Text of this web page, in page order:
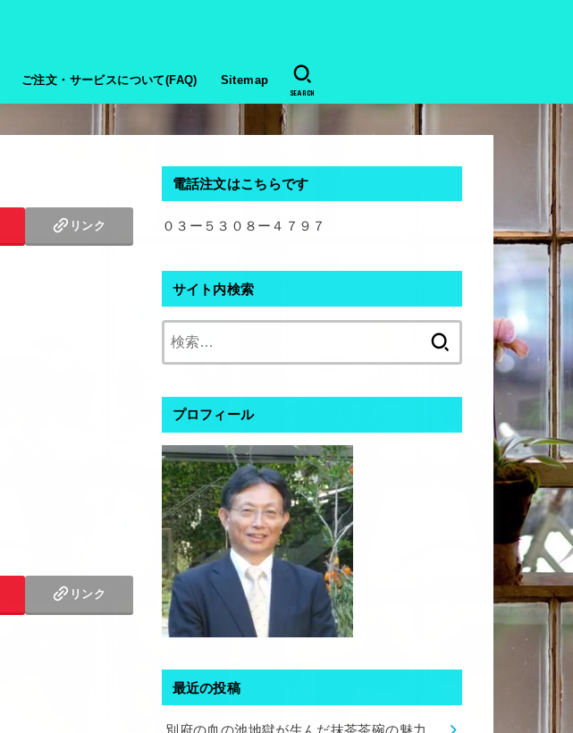
ご注文・サービスについて(FAQ) Sitemap
SEARCH
リンク
リンク
電話注文はこちらです
０３ー５３０８ー４７９７
サイト内検索
プロフィール
最近の投稿
別府の血の池地獄が生んだ抹茶茶碗の魅力